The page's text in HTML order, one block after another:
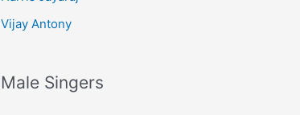
Vijay Antony
Male Singers